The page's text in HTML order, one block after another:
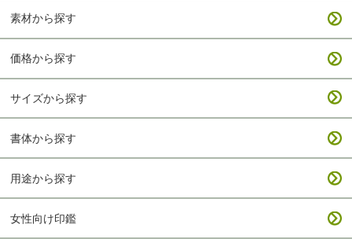
素材から探す
価格から探す
サイズから探す
書体から探す
用途から探す
女性向け印鑑